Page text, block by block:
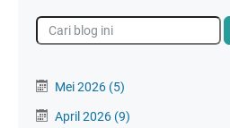
Mei 2026 (5)
April 2026 (9)